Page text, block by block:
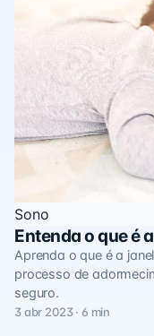
Sono
Entenda o que é
Aprenda o que é a
processo de
seguro.
3 abr 2023 · 6 min